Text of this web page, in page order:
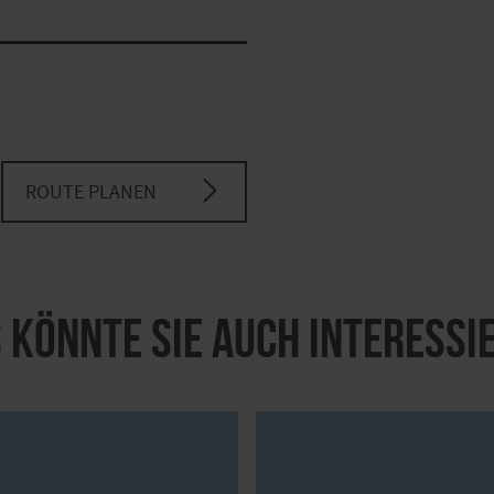
ROUTE PLANEN
könnte Sie auch